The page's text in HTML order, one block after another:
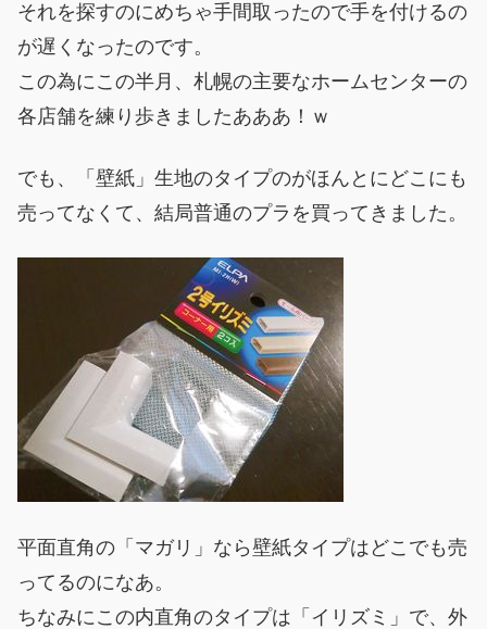
それを探すのにめちゃ手間取ったので手を付けるの
が遅くなったのです。
この為にこの半月、札幌の主要なホームセンターの
各店舗を練り歩きましたあああ！ｗ
でも、「壁紙」生地のタイプのがほんとにどこにも
売ってなくて、結局普通のプラを買ってきました。
平面直角の「マガリ」なら壁紙タイプはどこでも売
ってるのになあ。
ちなみにこの内直角のタイプは「イリズミ」で、外